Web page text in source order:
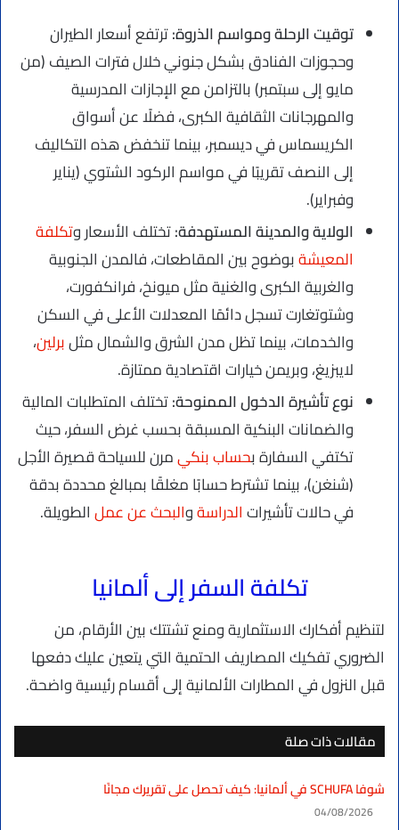
توقيت الرحلة ومواسم الذروة:ترتفع أسعار الطيران
وحجوزات الفنادق بشكل جنوني خلال فترات الصيف (من
مايو إلى سبتمبر) بالتزامن مع الإجازات المدرسية
والمهرجانات الثقافية الكبرى، فضلًا عن أسواق
الكريسماس في ديسمبر، بينما تنخفض هذه التكاليف
إلى النصف تقريبًا في مواسم الركود الشتوي (يناير
وفبراير).
الولاية والمدينة المستهدفة:تختلف الأسعار وتكلفة
المعيشةبوضوح بين المقاطعات، فالمدن الجنوبية
والغربية الكبرى والغنية مثل ميونخ، فرانكفورت،
وشتوتغارت تسجل دائمًا المعدلات الأعلى في السكن
والخدمات، بينما تظل مدن الشرق والشمال مثلبرلين،
لايبزيغ، وبريمن خيارات اقتصادية ممتازة.
نوع تأشيرة الدخول الممنوحة:تختلف المتطلبات المالية
والضمانات البنكية المسبقة بحسب غرض السفر، حيث
تكتفي السفارة بحساب بنكيمرن للسياحة قصيرة الأجل
(شنغن)، بينما تشترط حسابًا مغلقًا بمبالغ محددة بدقة
في حالات تأشيراتالدراسةوالبحث عن عملالطويلة.
تكلفة السفر إلى ألمانيا
لتنظيم أفكارك الاستثمارية ومنع تشتتك بين الأرقام، من
الضروري تفكيك المصاريف الحتمية التي يتعين عليك دفعها
قبل النزول في المطارات الألمانية إلى أقسام رئيسية واضحة.
مقالات ذات صلة
شوفا SCHUFA في ألمانيا: كيف تحصل على تقريرك مجانًا
04/08/2026